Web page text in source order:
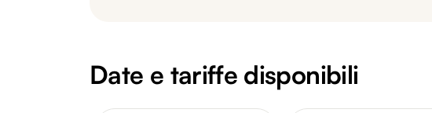
Date e tariffe disponibili